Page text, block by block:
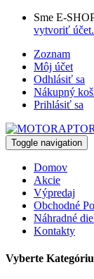
Sme E-
vytvoriť účet.
Zoznam
Môj účet
Odhlásiť sa
Nákupný
Prihlásiť sa
Toggle navigation
Domov
Akcie
Výpredaj
Obchodné
Náhradné
Kontakty
Vyberte Kategóriu